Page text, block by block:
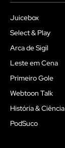
Juicebox
Select & Play
Arca de Sigil
Leste em Cena
Primeiro Gole
Webtoon Talk
História & Ciência
PodSuco